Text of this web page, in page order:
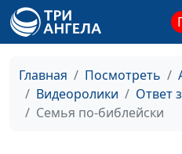
Главная Посмотреть
Видеоролики
Ответ
Семья по-библейски
Можно ли спастись